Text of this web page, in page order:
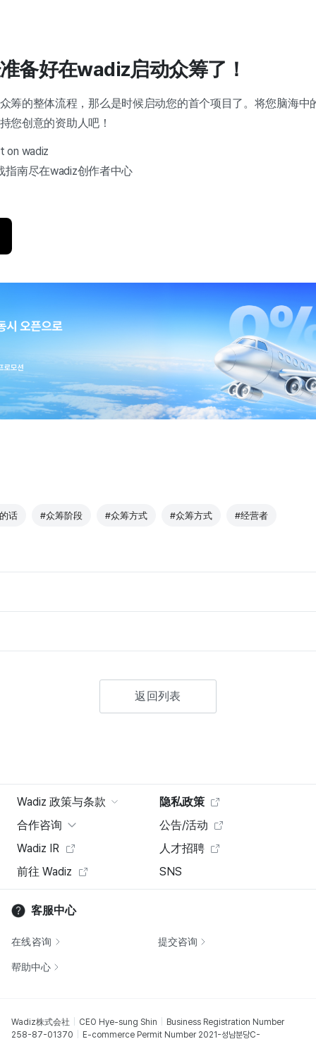
备好在wadiz启动众筹了！
筹的整体流程，那么是时候启动您的首个项目了。将您脑海中
您创意的资助人吧！
on wadiz
指南尽在wadiz创作者中心
话 #众筹阶段 #众筹方式 #众筹方式 #经营者
返回列表
Wadiz 政策与条款
隐私政策
合作咨询
公告/活动
Wadiz IR
人才招聘
前往 Wadiz
SNS
客服中心
在线咨询 提交咨询
帮助中心
Wadiz株式会社 CEO Hye-sung Shin
Business Registration Number
258-87-01370
E-commerce Permit Number 2021-성남분당C-